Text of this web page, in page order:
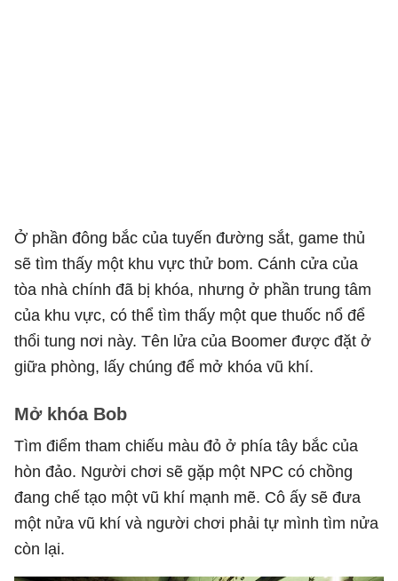
Ở phần đông bắc của tuyến đường sắt, game thủ
sẽ tìm thấy một khu vực thử bom. Cánh cửa của
tòa nhà chính đã bị khóa, nhưng ở phần trung tâm
của khu vực, có thể tìm thấy một que thuốc nổ để
thổi tung nơi này. Tên lửa của Boomer được đặt ở
giữa phòng, lấy chúng để mở khóa vũ khí.
Mở khóa Bob
Tìm điểm tham chiếu màu đỏ ở phía tây bắc của
hòn đảo. Người chơi sẽ gặp một NPC có chồng
đang chế tạo một vũ khí mạnh mẽ. Cô ấy sẽ đưa
một nửa vũ khí và người chơi phải tự mình tìm nửa
còn lại.